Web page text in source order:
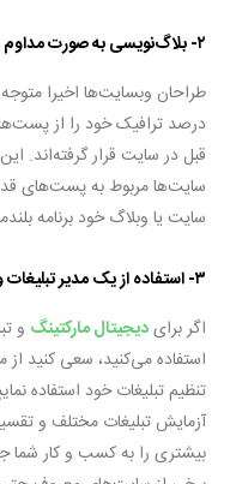
۲- بلاگ‌نویسی به صورت مداوم و طولانی مدت
قبل در سایت قرار گرفته‌اند.
سایت‌ها مربوط به پست‌های
سایت یا وبلاگ خود برنامه
۳- استفاده از یک مدیر تبلیغات و دیجیتال مارکتینگ
اگر برایدیجیتال مارکتینگو
استفاده می‌کنید، سعی کنید از
تنظیم تبلیغات خود استفاده
آزمایش تبلیغات مختلف و
بیشتری را به کسب و کار شما